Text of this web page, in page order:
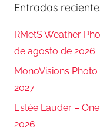
Entradas
RMetS Weather
de agosto de 2026
MonoVisions
2027
Estée Lauder –
2026